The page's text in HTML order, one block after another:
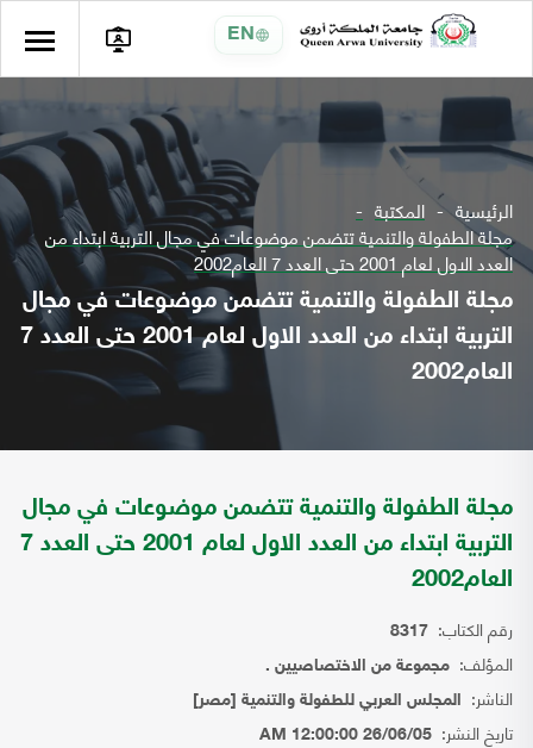
EN
الرئيسية المكتبة
مجلة الطفولة والتنمية تتضمن موضوعات في مجال التربية ابتداء من
العدد الاول لعام 2001 حتى العدد 7 العام2002
مجلة الطفولة والتنمية تتضمن موضوعات في مجال
التربية ابتداء من العدد الاول لعام 2001 حتى العدد 7
العام2002
مجلة الطفولة والتنمية تتضمن موضوعات في مجال
التربية ابتداء من العدد الاول لعام 2001 حتى العدد 7
العام2002
رقم الكتاب: 8317
المؤلف: مجموعة من الاختصاصيين .
الناشر: المجلس العربي للطفولة والتنمية [مصر]
تاريخ النشر: 26/06/05 12:00:00 AM